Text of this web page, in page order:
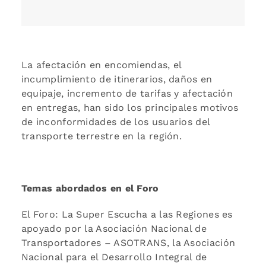
La afectación en encomiendas, el
incumplimiento de itinerarios, daños en
equipaje, incremento de tarifas y afectación
en entregas, han sido los principales motivos
de inconformidades de los usuarios del
transporte terrestre en la región.
Temas abordados en el Foro
El Foro: La Super Escucha a las Regiones es
apoyado por la Asociación Nacional de
Transportadores – ASOTRANS, la Asociación
Nacional para el Desarrollo Integral de